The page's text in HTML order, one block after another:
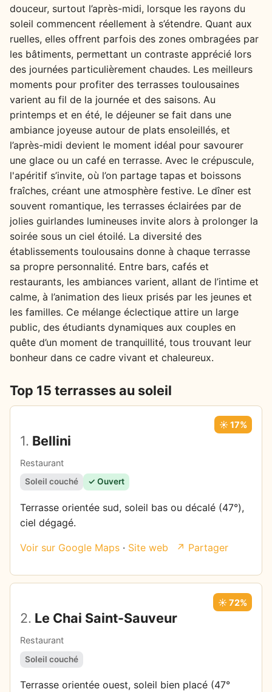
douceur, surtout l’après-midi, lorsque les rayons du
soleil commencent réellement à s’étendre. Quant aux
ruelles, elles offrent parfois des zones ombragées par
les bâtiments, permettant un contraste apprécié lors
des journées particulièrement chaudes. Les meilleurs
moments pour profiter des terrasses toulousaines
varient au fil de la journée et des saisons. Au
printemps et en été, le déjeuner se fait dans une
ambiance joyeuse autour de plats ensoleillés, et
l’après-midi devient le moment idéal pour savourer
une glace ou un café en terrasse. Avec le crépuscule,
l'apéritif s’invite, où l’on partage tapas et boissons
fraîches, créant une atmosphère festive. Le dîner est
souvent romantique, les terrasses éclairées par de
jolies guirlandes lumineuses invite alors à prolonger la
soirée sous un ciel étoilé. La diversité des
établissements toulousains donne à chaque terrasse
sa propre personnalité. Entre bars, cafés et
restaurants, les ambiances varient, allant de l’intime et
calme, à l’animation des lieux prisés par les jeunes et
les familles. Ce mélange éclectique attire un large
public, des étudiants dynamiques aux couples en
quête d’un moment de tranquillité, tous trouvant leur
bonheur dans ce cadre vivant et chaleureux.
Top 15 terrasses au soleil
1. Bellini
Restaurant
☀️ 17%
Soleil couché ✓ Ouvert
Terrasse orientée sud, soleil bas ou décalé (47°),
ciel dégagé.
Voir sur Google Maps · Site web ↗ Partager
2. Le Chai Saint-Sauveur
Restaurant
☀️ 72%
Soleil couché
Terrasse orientée ouest, soleil bien placé (47°